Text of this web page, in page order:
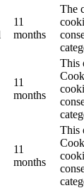
11
months
The
11
months
This
11
months
This